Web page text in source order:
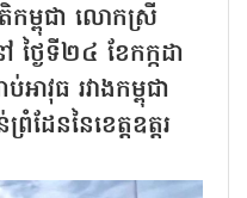
តិកម្ពុជា លោកស្រី
ងៃទី២៤ ខែកក្កដា
អាវុធ រវាងកម្ពុជា
ដែននៃខេត្តឧត្តរ